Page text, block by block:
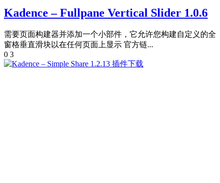
Kadence – Fullpane Vertical Slider 1.0.6
需要页面构建器并添加一个小部件，它允许您构建自定义的全
窗格垂直滑块以在任何页面上显示 官方链...
0 3